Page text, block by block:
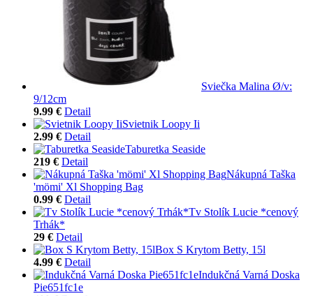
Sviečka Malina Ø/v:
9/12cm
9.99 € Detail
Svietnik Loopy Ii
2.99 € Detail
Taburetka Seaside
219 € Detail
Nákupná Taška
'mömi' Xl Shopping Bag
0.99 € Detail
Tv Stolík Lucie *cenový
Trhák*
29 € Detail
Box S Krytom Betty, 15l
4.99 € Detail
Indukčná Varná Doska
Pie651fc1e